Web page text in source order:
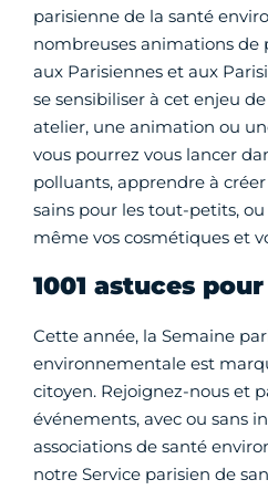
parisienne de la santé
nombreuses animations
aux Parisiennes et aux
se sensibiliser à cet enjeu
atelier, une animation ou
vous pourrez vous lancer
polluants, apprendre à
sains pour les tout-petits,
même vos cosmétiques et
1001 astuces
Cette année, la Semaine
environnementale est
citoyen. Rejoignez-nous et
événements, avec ou sans
associations de santé
notre Service parisien de